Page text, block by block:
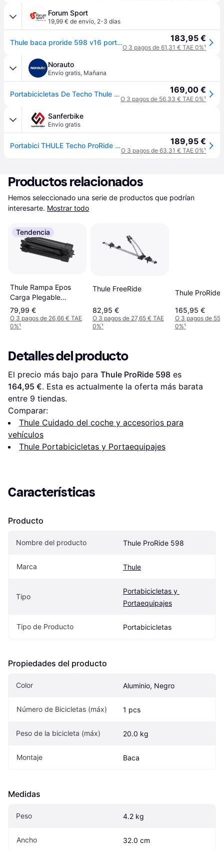
Forum Sport
19,99 € de envío, 2-3 días
Thule baca proride 598 v16 portabicicletas - UNICA 183,95 €
O 3 pagos de 61,31 € TAE 0%¹
Norauto
Envío gratis, Mañana
Portabicicletas De Techo Thule Proride 598 Gris 169,00 €
O 3 pagos de 56,33 € TAE 0%¹
Sanferbike
Envío gratis
Portabici THULE Techo ProRide 598 Plata 189,95 €
O 3 pagos de 63,31 € TAE 0%¹
Productos relacionados
Hemos seleccionado una serie de productos que podrían
interesarte. Mostrar todo
Tendencia
Thule Rampa Epos
Carga Plegable
Portabicicletas
79,99 €
O 3 pagos de 26,66 € TAE
0%¹
Thule FreeRide
82,95 €
O 3 pagos de 27,65 € TAE
0%¹
Thule ProRide
165,95 €
O 3 pagos de
0%¹
Detalles del producto
El precio más bajo para Thule ProRide 598
164,95 €. Esta es actualmente la oferta más barata
entre 9 tiendas.
Comparar:
Thule Cuidado del coche y accesorios para
vehículos
Thule Portabicicletas y Portaequipajes
Características
Producto
Nombre del producto Thule ProRide 598
Marca Thule
Tipo
Portabicicletas y
Portaequipajes
Tipo de Producto Portabicicletas
Propiedades del producto
Color Aluminio, Negro
Número de Bicicletas (máx) 1 pcs
Peso de la bicicleta (máx) 20.0 kg
Montaje Baca
Medidas
Peso 4.2 kg
Ancho 32.0 cm